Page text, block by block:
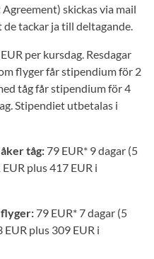
skickas via mail
tackar ja till deltagande.
per kursdag. Resdagar
flyger får stipendium för 2
tåg får stipendium för 4
Stipendiet utbetalas i
tåg: 79 EUR* 9 dagar (5
plus 417 EUR i
flyger: 79 EUR* 7 dagar (5
plus 309 EUR i